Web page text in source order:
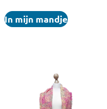
In mijn mandje